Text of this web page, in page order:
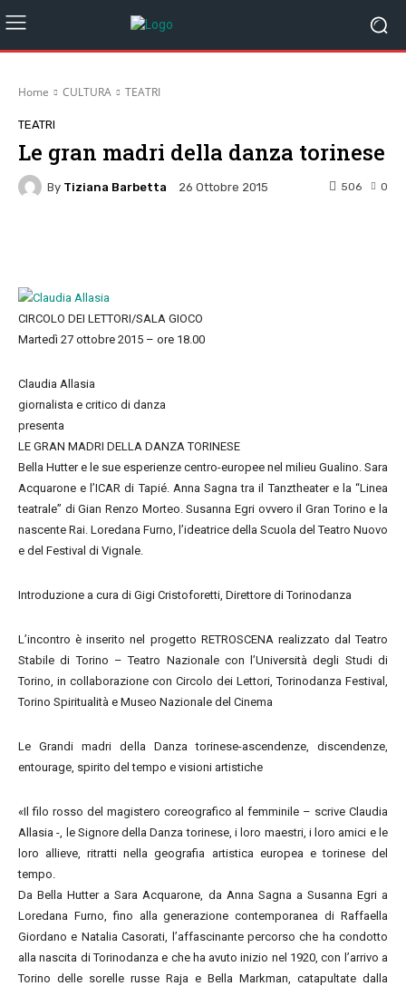
Home CULTURA TEATRI
TEATRI
Le gran madri della danza torinese
By Tiziana Barbetta 26 Ottobre 2015 0
506
CIRCOLO DEI LETTORI/SALA GIOCO
Martedì 27 ottobre 2015 – ore 18.00
Claudia Allasia
giornalista e critico di danza
presenta
LE GRAN MADRI DELLA DANZA TORINESE
Bella Hutter e le sue esperienze centro-europee nel milieu Gualino. Sara
Acquarone e l’ICAR di Tapié. Anna Sagna tra il Tanztheater e la “Linea
teatrale” di Gian Renzo Morteo. Susanna Egri ovvero il Gran Torino e la
nascente Rai. Loredana Furno, l’ideatrice della Scuola del Teatro Nuovo
e del Festival di Vignale.
Introduzione a cura di Gigi Cristoforetti, Direttore di Torinodanza
L’incontro è inserito nel progetto RETROSCENA realizzato dal Teatro
Stabile di Torino – Teatro Nazionale con l’Università degli Studi di
Torino, in collaborazione con Circolo dei Lettori, Torinodanza Festival,
Torino Spiritualità e Museo Nazionale del Cinema
Le Grandi madri della Danza torinese-ascendenze, discendenze,
entourage, spirito del tempo e visioni artistiche
«Il filo rosso del magistero coreografico al femminile – scrive Claudia
Allasia -, le Signore della Danza torinese, i loro maestri, i loro amici e le
loro allieve, ritratti nella geografia artistica europea e torinese del
tempo.
Da Bella Hutter a Sara Acquarone, da Anna Sagna a Susanna Egri a
Loredana Furno, fino alla generazione contemporanea di Raffaella
Giordano e Natalia Casorati, l’affascinante percorso che ha condotto
alla nascita di Torinodanza e che ha avuto inizio nel 1920, con l’arrivo a
Torino delle sorelle russe Raja e Bella Markman, catapultate dalla